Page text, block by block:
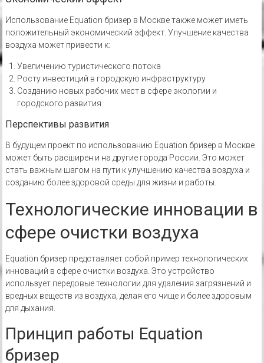
Использование Equation бризер в Москве также может иметь
положительный экономический эффект. Улучшение качества
воздуха может привести к:
Увеличению туристического потока
Росту инвестиций в городскую инфраструктуру
Созданию новых рабочих мест в сфере экологии и
городского развития
Перспективы развития
В будущем проект по использованию Equation бризер в Москве
может быть расширен и на другие города России. Это может
стать важным шагом на пути к улучшению качества воздуха и
созданию более здоровой среды для жизни и работы.
Технологические инновации в
сфере очистки воздуха
Equation бризер представляет собой пример технологических
инноваций в сфере очистки воздуха. Это устройство
использует передовые технологии для удаления загрязнений и
вредных веществ из воздуха, делая его чище и более здоровым
для дыхания.
Принцип работы Equation
бризер